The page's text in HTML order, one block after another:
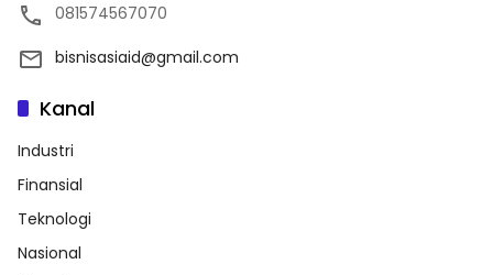
081574567070
bisnisasiaid@gmail.com
Kanal
Industri
Finansial
Teknologi
Nasional